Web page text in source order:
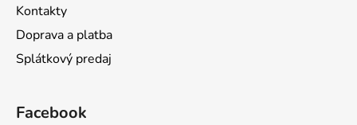
Kontakty
Doprava a platba
Splátkový predaj
Facebook